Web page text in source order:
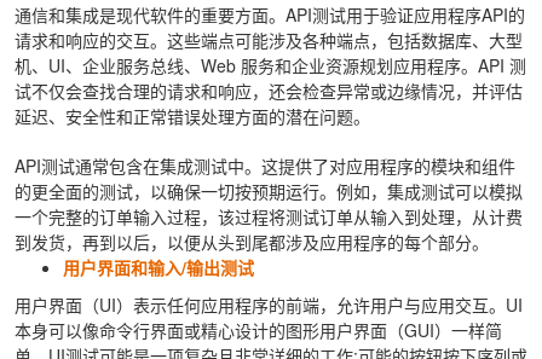
通信和集成是现代软件的重要方面。API测试用于验证应用程序API的
请求和响应的交互。这些端点可能涉及各种端点，包括数据库、大型
机、UI、企业服务总线、Web 服务和企业资源规划应用程序。API 测
试不仅会查找合理的请求和响应，还会检查异常或边缘情况，并评估
延迟、安全性和正常错误处理方面的潜在问题。
API测试通常包含在集成测试中。这提供了对应用程序的模块和组件
的更全面的测试，以确保一切按预期运行。例如，集成测试可以模拟
一个完整的订单输入过程，该过程将测试订单从输入到处理，从计费
到发货，再到以后，以便从头到尾都涉及应用程序的每个部分。
用户界面和输入/输出测试
用户界面（UI）表示任何应用程序的前端，允许用户与应用交互。UI
本身可以像命令行界面或精心设计的图形用户界面（GUI）一样简